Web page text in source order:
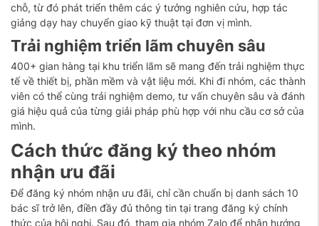
chỗ, từ đó phát triển thêm các ý tưởng nghiên cứu, hợp tác
giảng dạy hay chuyển giao kỹ thuật tại đơn vị mình.
Trải nghiệm triển lãm chuyên sâu
400+ gian hàng tại khu triển lãm sẽ mang đến trải nghiệm thực
tế về thiết bị, phần mềm và vật liệu mới. Khi đi nhóm, các thành
viên có thể cùng trải nghiệm demo, tư vấn chuyên sâu và đánh
giá hiệu quả của từng giải pháp phù hợp với nhu cầu cơ sở của
mình.
Cách thức đăng ký theo nhóm
nhận ưu đãi
Để đăng ký nhóm nhận ưu đãi, chỉ cần chuẩn bị danh sách 10
bác sĩ trở lên, điền đầy đủ thông tin tại trang đăng ký chính
thức của hội nghị. Sau đó, tham gia nhóm Zalo để nhận hướng